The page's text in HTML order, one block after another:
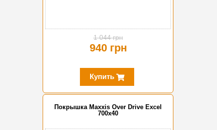
1 044 грн
940 грн
Купить
Покрышка Maxxis Over Drive Excel
700x40